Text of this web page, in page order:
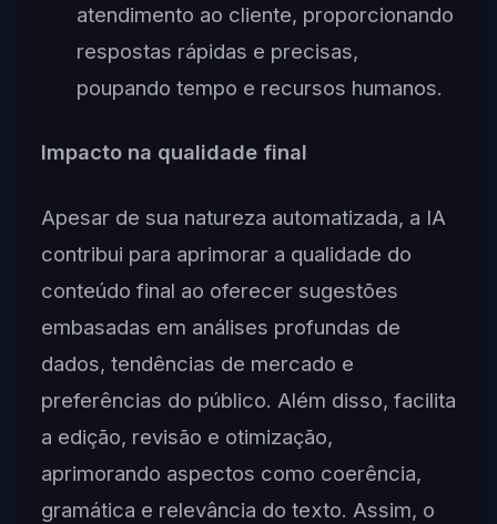
atendimento ao cliente, proporcionando
respostas rápidas e precisas,
poupando tempo e recursos humanos.
Impacto na qualidade final
Apesar de sua natureza automatizada, a IA
contribui para aprimorar a qualidade do
conteúdo final ao oferecer sugestões
embasadas em análises profundas de
dados, tendências de mercado e
preferências do público. Além disso, facilita
a edição, revisão e otimização,
aprimorando aspectos como coerência,
gramática e relevância do texto. Assim, o